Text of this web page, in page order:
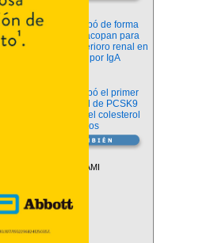
Novedades
La FDA aprobó de forma
definitiva iptacopan para
frenar el deterioro renal en
la nefropatía por IgA
La FDA aprobó el primer
inhibidor oral de PCSK9
para reducir el colesterol
LDL en adultos
Descuentos PAMI